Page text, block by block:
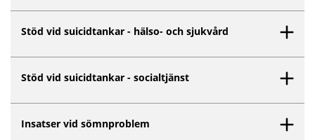
Stöd vid suicidtankar - hälso- och sjukvård
Stöd vid suicidtankar - socialtjänst
Insatser vid sömnproblem